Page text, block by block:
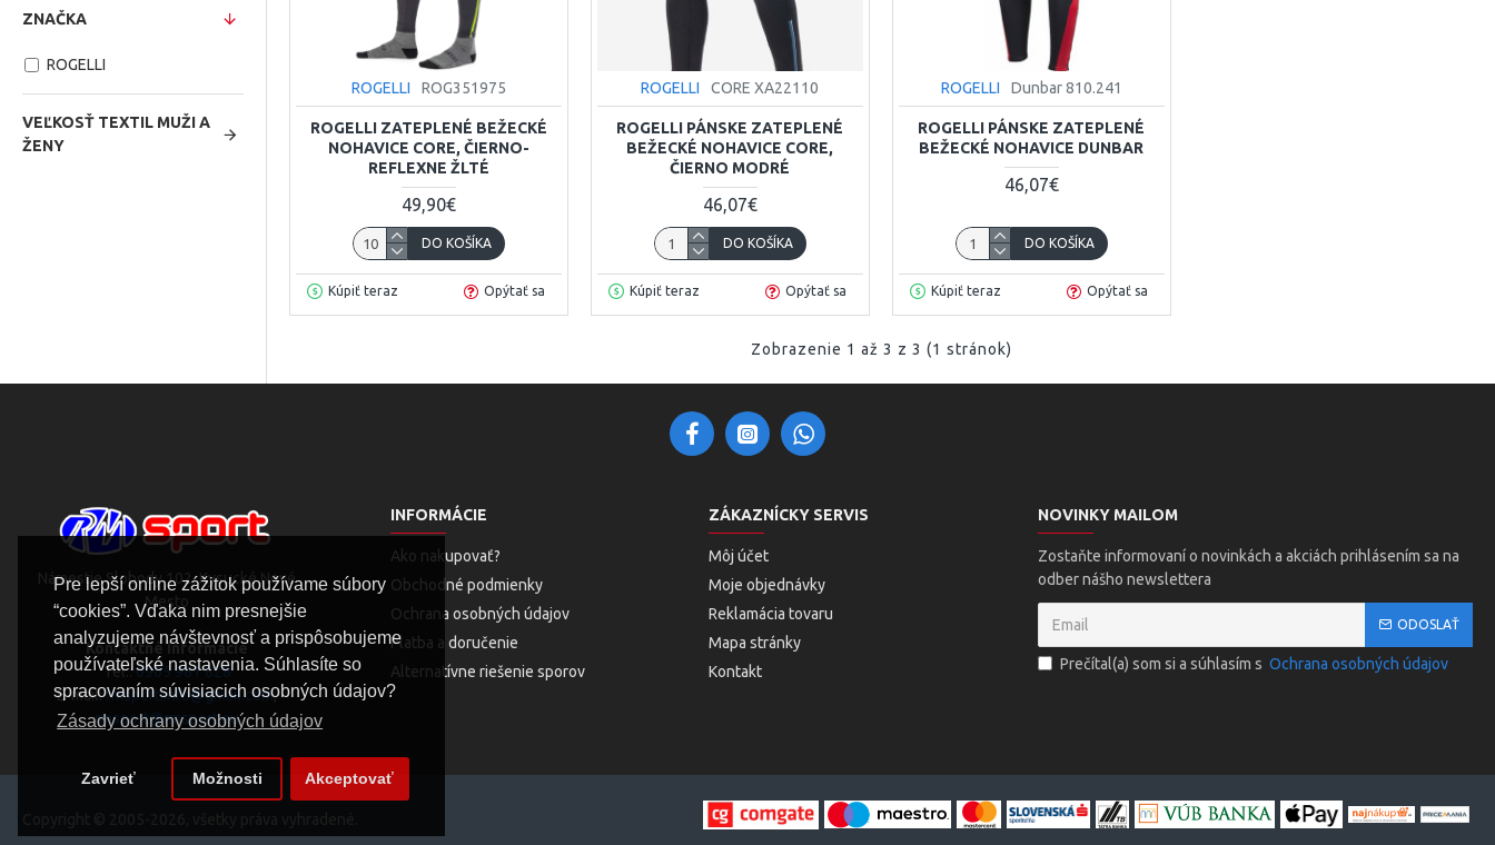
Pre lepší online zážitok používame súbory
“cookies”. Vďaka nim presnejšie
analyzujeme návštevnosť a prispôsobujeme
používateľské nastavenia. Súhlasíte so
spracovaním súvisiacich osobných údajov?
Zásady ochrany osobných údajov
Zavrieť Možnosti Akceptovať
ZNAČKA
ROGELLI
VEĽKOSŤ TEXTIL MUŽI A
ŽENY
ROGELLI ROG351975
ROGELLI ZATEPLENÉ BEŽECKÉ
NOHAVICE CORE, ČIERNO-
REFLEXNE ŽLTÉ
49,90€
DO KOŠÍKA
Kúpiť teraz Opýtať sa
ROGELLI CORE XA22110
ROGELLI PÁNSKE ZATEPLENÉ
BEŽECKÉ NOHAVICE CORE,
ČIERNO MODRÉ
46,07€
DO KOŠÍKA
Kúpiť teraz Opýtať sa
ROGELLI Dunbar 810.241
ROGELLI PÁNSKE ZATEPLENÉ
BEŽECKÉ NOHAVICE DUNBAR
46,07€
DO KOŠÍKA
Kúpiť teraz Opýtať sa
Zobrazenie 1 až 3 z 3 (1 stránok)
Námestie Slobody 102, Kysucké Nové
Mesto
Kontaktné informácie
Tel.:0905 981 828
E-mail:rmsport.info@gmail.com,
rmsport@rmsport.eu
INFORMÁCIE
Ako nakupovať?
Obchodné podmienky
Ochrana osobných údajov
Platba a doručenie
Alternatívne riešenie sporov
ZÁKAZNÍCKY SERVIS
Môj účet
Moje objednávky
Reklamácia tovaru
Mapa stránky
Kontakt
NOVINKY MAILOM
Zostaňte informovaní o novinkách a akciách prihlásením sa na
odber nášho newslettera
ODOSLAŤ
Prečítal(a) som si a súhlasím s Ochrana osobných údajov